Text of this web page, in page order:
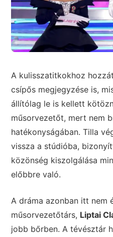
A kulisszatitkokhoz
csípős megjegyzése is,
állítólag le is kellett
műsorvezetőt, mert nem
hatékonyságában. Tilla
vissza a stúdióba,
közönség kiszolgálása
előbbre való.
A dráma azonban itt nem
műsorvezetőtárs, Liptai
jobb bőrben. A tévésztár